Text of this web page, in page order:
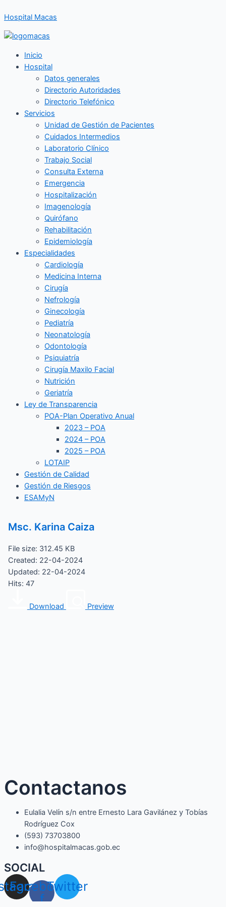
al
contenido
Hospital Macas
Inicio
Hospital
Datos generales
Directorio Autoridades
Directorio Telefónico
Servicios
Unidad de Gestión de Pacientes
Cuidados Intermedios
Laboratorio Clínico
Trabajo Social
Consulta Externa
Emergencia
Hospitalización
Imagenología
Quirófano
Rehabilitación
Epidemiología
Especialidades
Cardiología
Medicina Interna
Cirugía
Nefrología
Ginecología
Pediatría
Neonatología
Odontología
Psiquiatría
Cirugía Maxilo Facial
Nutrición
Geriatría
Ley de Transparencia
POA-Plan Operativo Anual
2023 – POA
2024 – POA
2025 – POA
LOTAIP
Gestión de Calidad
Gestión de Riesgos
ESAMyN
Msc. Karina Caiza
File size: 312.45 KB
Created: 22-04-2024
Updated: 22-04-2024
Hits: 47
Download Preview
Contactanos
Eulalia Velín s/n entre Ernesto Lara Gavilánez y Tobías
Rodríguez Cox
(593) 73703800​
info@hospitalmacas.gob.ec
SOCIAL
Facebook-
f
Twitter